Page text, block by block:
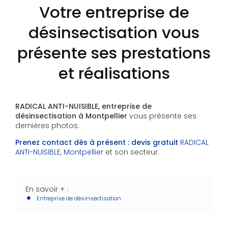
Votre entreprise de
désinsectisation vous
présente ses prestations
et réalisations
RADICAL ANTI-NUISIBLE, entreprise de
désinsectisation à Montpellier vous présente ses
dernières photos.
Prenez contact dès à présent : devis gratuit RADICAL
ANTI-NUISIBLE, Montpellier et son secteur.
En savoir + :
Entreprise de désinsectisation